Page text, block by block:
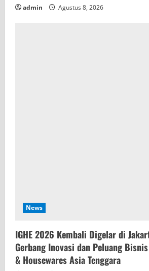
admin Agustus 8, 2026
News
IGHE 2026 Kembali Digelar di
Gerbang Inovasi dan Peluang
& Housewares Asia Tenggara